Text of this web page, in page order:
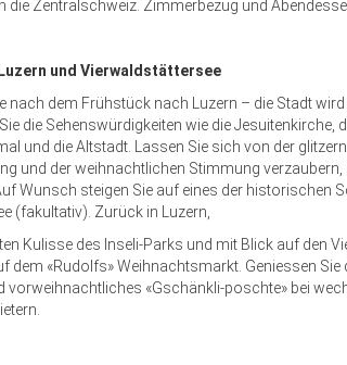
die Zentralschweiz. Zimmerbezug und
und Vierwaldstättersee
nach dem Frühstück nach Luzern – die Stadt
die Sehenswürdigkeiten wie die Jesuitenkirche,
und die Altstadt. Lassen Sie sich von der
und der weihnachtlichen Stimmung verzaubern,
Wunsch steigen Sie auf eines der historischen
(fakultativ). Zurück in Luzern,
Kulisse des Inseli-Parks und mit Blick auf den
dem «Rudolfs» Weihnachtsmarkt. Geniessen Sie
vorweihnachtliches «Gschänkli-poschte» bei